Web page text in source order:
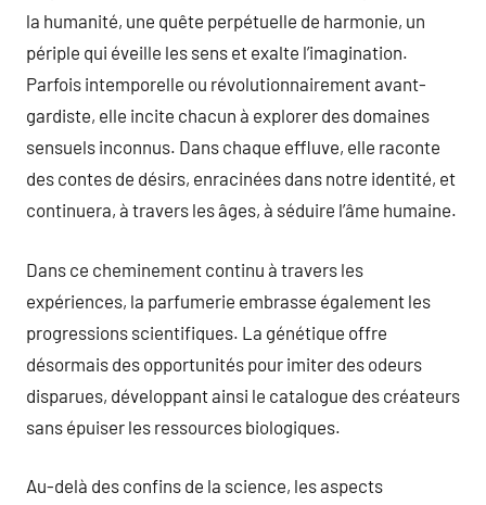
la humanité, une quête perpétuelle de harmonie, un
périple qui éveille les sens et exalte l’imagination.
Parfois intemporelle ou révolutionnairement avant-
gardiste, elle incite chacun à explorer des domaines
sensuels inconnus. Dans chaque effluve, elle raconte
des contes de désirs, enracinées dans notre identité, et
continuera, à travers les âges, à séduire l’âme humaine.
Dans ce cheminement continu à travers les
expériences, la parfumerie embrasse également les
progressions scientifiques. La génétique offre
désormais des opportunités pour imiter des odeurs
disparues, développant ainsi le catalogue des créateurs
sans épuiser les ressources biologiques.
Au-delà des confins de la science, les aspects